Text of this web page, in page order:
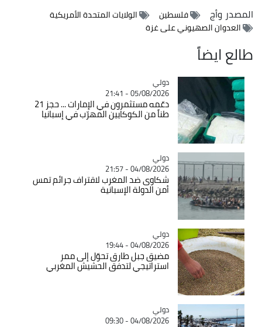
المصدروأج فلسطين
الولايات المتحدة الأمريكية
العدوان الصهيوني على غزة
طالع ايضاً
Catégorie
دولي
05/08/2026 - 21:41
دعّمه مستثمرون في الإمارات ... حجز 21
طناً من الكوكايين المهرّب في إسبانيا
Catégorie
دولي
04/08/2026 - 21:57
شكاوى ضد المغرب لاقتراف جرائم تمس
أمن الدولة الإسبانية
Catégorie
دولي
04/08/2026 - 19:44
مضيق جبل طارق تحوّل إلى ممر
استراتيجي لتدفق الحشيش المغربي
Catégorie
دولي
04/08/2026 - 09:30